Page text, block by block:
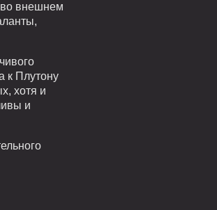
во внешнем
к Плутону
хотя и
и